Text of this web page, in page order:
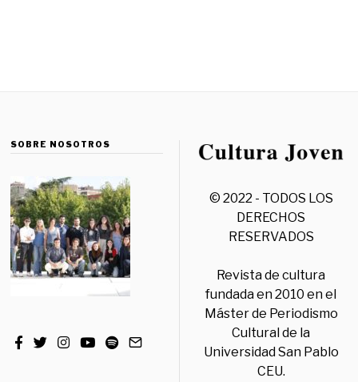
SOBRE NOSOTROS
© 2022 - TODOS LOS
DERECHOS
RESERVADOS
Revista de cultura
fundada en 2010 en el
Máster de Periodismo
Cultural de la
Universidad San Pablo
CEU.